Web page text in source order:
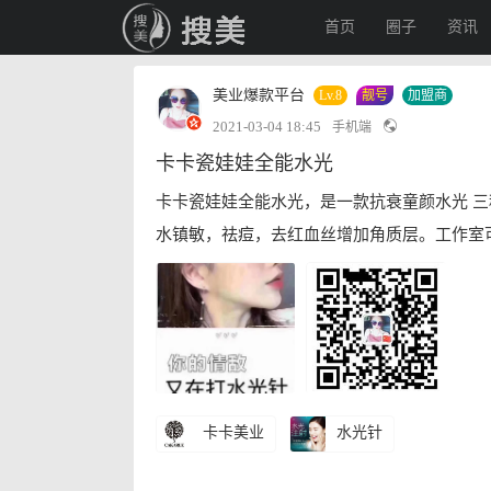
首页 圈子 资讯
美业爆款平台 Lv.8 靓号 加盟商
2021-03-04 18:45 手机端
卡卡瓷娃娃全能水光
卡卡瓷娃娃全能水光，是一款抗衰童颜水光
水镇敏，祛痘，去红血丝增加角质层。工作
卡卡美业 水光针